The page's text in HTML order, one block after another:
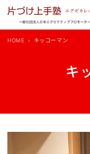
を
キ
HOME キッコーマン